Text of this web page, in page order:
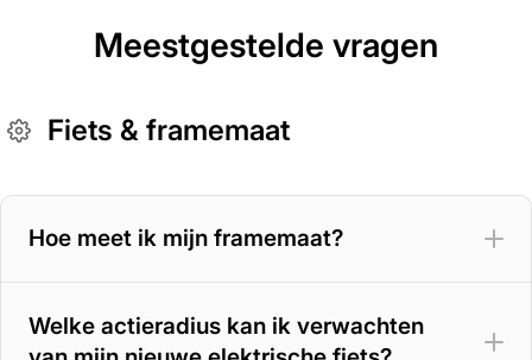
Meestgestelde vragen
Fiets & framemaat
Hoe meet ik mijn framemaat?
Welke actieradius kan ik verwachten